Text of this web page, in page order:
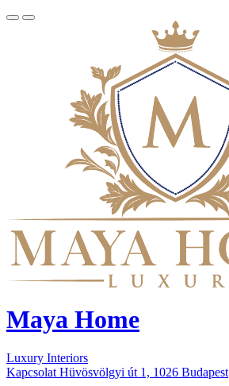
Maya Home
Luxury Interiors
Kapcsolat Hüvösvölgyi út 1, 1026 Budapest